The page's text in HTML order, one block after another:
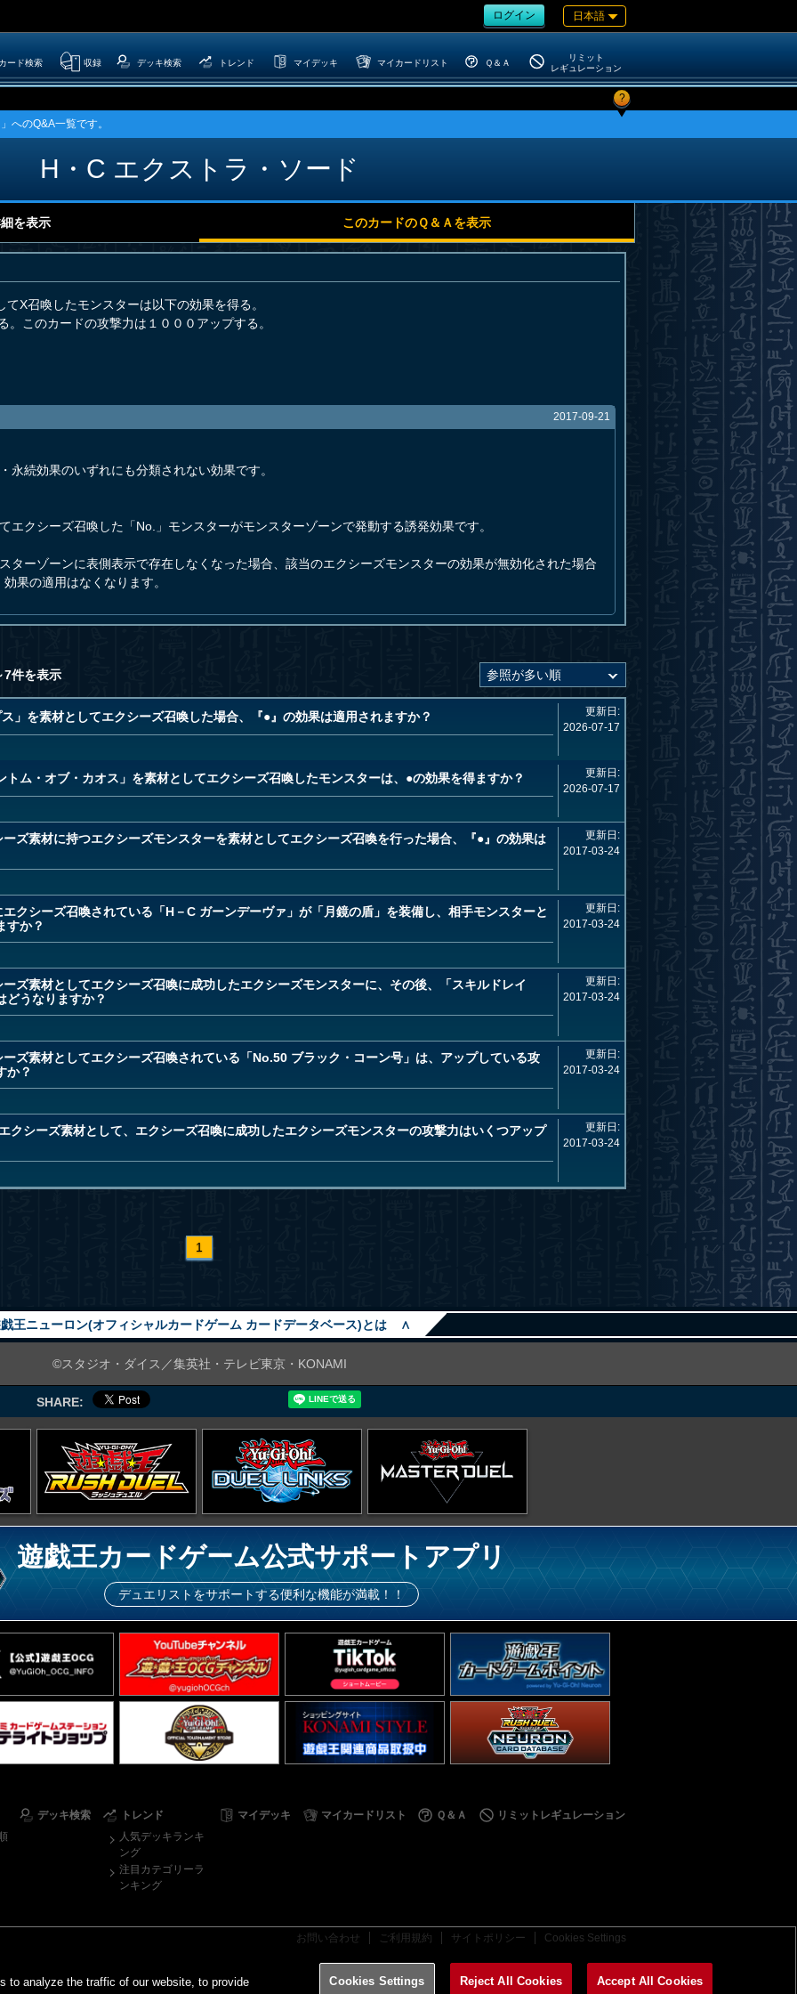
ログイン 日本語
ード検索 収録 デッキ検索 トレンド マイデッキ マイカードリスト Ｑ＆Ａ
リミット
レギュレーション
?
へのQ&A一覧です。
H・C エクストラ・ソード
を表示 このカードのＱ＆Ａを表示
X召喚したモンスターは以下の効果を得る。
このカードの攻撃力は１０００アップする。
2017-09-21
永続効果のいずれにも分類されない効果です。
エクシーズ召喚した「No.」モンスターがモンスターゾーンで発動する誘発効果です。
ターゾーンに表側表示で存在しなくなった場合、該当のエクシーズモンスターの効果が無効化された場合
果の適用はなくなります。
7件を表示
」を素材としてエクシーズ召喚した場合、『●』の効果は適用されますか？
更新日:
2026-07-17
ム・オブ・カオス」を素材としてエクシーズ召喚したモンスターは、●の効果を得ますか？
更新日:
2026-07-17
ズ素材に持つエクシーズモンスターを素材としてエクシーズ召喚を行った場合、『●』の効果は
更新日:
2017-03-24
クシーズ召喚されている「H－C ガーンデーヴァ」が「月鏡の盾」を装備し、相手モンスターと
すか？
更新日:
2017-03-24
ズ素材としてエクシーズ召喚に成功したエクシーズモンスターに、その後、「スキルドレイ
どうなりますか？
更新日:
2017-03-24
ズ素材としてエクシーズ召喚されている「No.50 ブラック・コーン号」は、アップしている攻
か？
更新日:
2017-03-24
クシーズ素材として、エクシーズ召喚に成功したエクシーズモンスターの攻撃力はいくつアップ
更新日:
2017-03-24
1
王ニューロン(オフィシャルカードゲーム カードデータベース)とは ∧
©スタジオ・ダイス／集英社・テレビ東京・KONAMI
SHARE:
遊戯王カードゲーム公式サポートアプリ
デュエリストをサポートする便利な機能が満載！！
デッキ検索
トレンド
人気デッキランキ
ング
注目カテゴリーラ
ンキング
マイデッキ マイカードリスト Ｑ＆Ａ リミットレギュレーション
お問い合わせ ご利用規約 サイトポリシー Cookies Settings
to analyze the traffic of our website, to provide
Cookies Settings Reject All Cookies Accept All Cookies